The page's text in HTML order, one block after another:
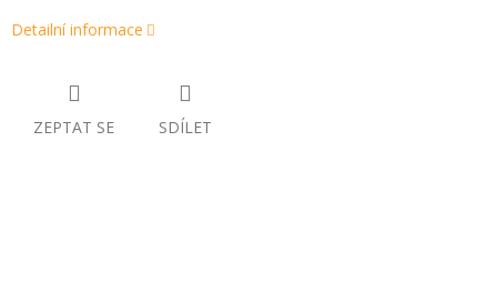
Detailní informace
ZEPTAT SE SDÍLET